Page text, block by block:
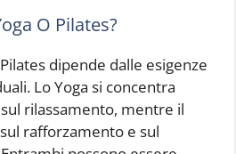
O Pilates?
dipende dalle esigenze
Lo Yoga si concentra
rilassamento, mentre il
rafforzamento e sul